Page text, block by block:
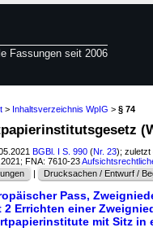
Fassungen seit 2006
> Inhaltsverzeichnis WpIG > § 74
BGBl. I S. 990 (Nr. 23); zuletzt
FNA: 7610-23
| Drucksachen / Entwurf /
Pass,
Errichten einer
mit Sitz in